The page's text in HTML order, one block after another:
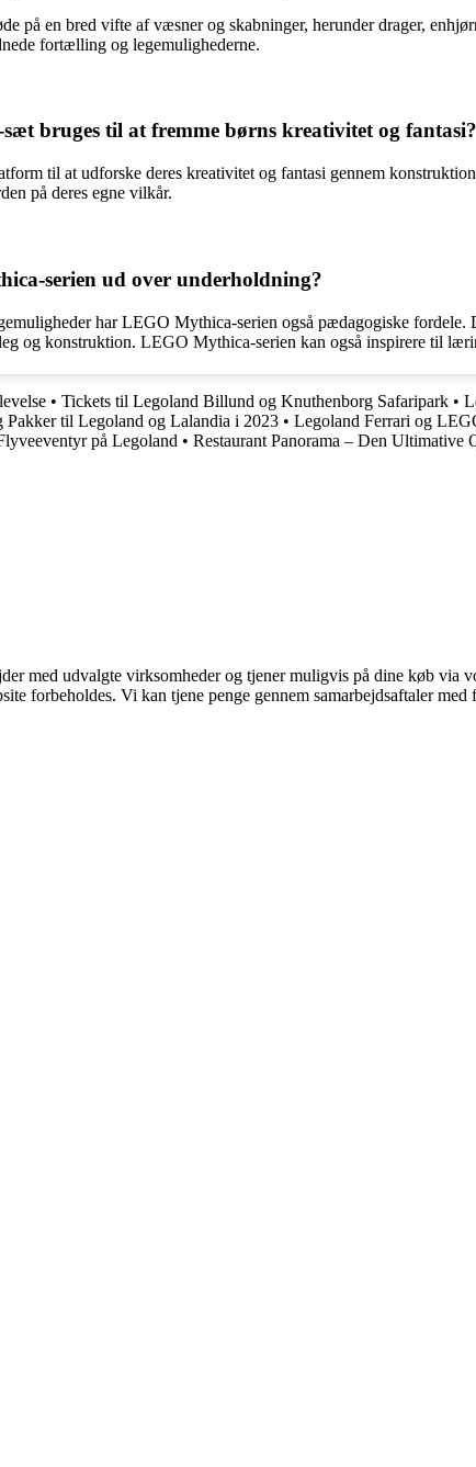
på en bred vifte af væsner og skabninger, herunder drager,
fortælling og legemulighederne.
bruges til at fremme børns kreativitet og fantasi?
til at udforske deres kreativitet og fantasi gennem
på deres egne vilkår.
serien ud over underholdning?
har LEGO Mythica-serien også pædagogiske
og konstruktion. LEGO Mythica-serien kan også inspirere til
• Tickets til Legoland Billund og Knuthenborg Safaripark •
Pakker til Legoland og Lalandia i 2023 • Legoland Ferrari og
på Legoland • Restaurant Panorama – Den Ultimative
med udvalgte virksomheder og tjener muligvis på dine køb via
forbeholdes. Vi kan tjene penge gennem samarbejdsaftaler